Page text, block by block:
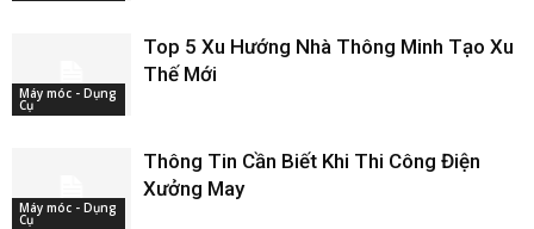
Máy móc - Dụng
Cụ
Top 5 Xu Hướng Nhà Thông Minh Tạo Xu
Thế Mới
Máy móc - Dụng
Cụ
Thông Tin Cần Biết Khi Thi Công Điện
Xưởng May